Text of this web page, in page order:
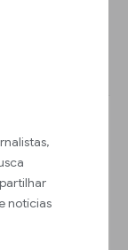
notícias